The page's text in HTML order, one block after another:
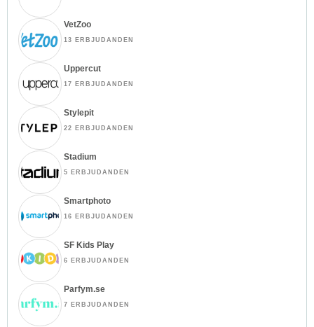
VetZoo
13 ERBJUDANDEN
Uppercut
17 ERBJUDANDEN
Stylepit
22 ERBJUDANDEN
Stadium
5 ERBJUDANDEN
Smartphoto
16 ERBJUDANDEN
SF Kids Play
6 ERBJUDANDEN
Parfym.se
7 ERBJUDANDEN